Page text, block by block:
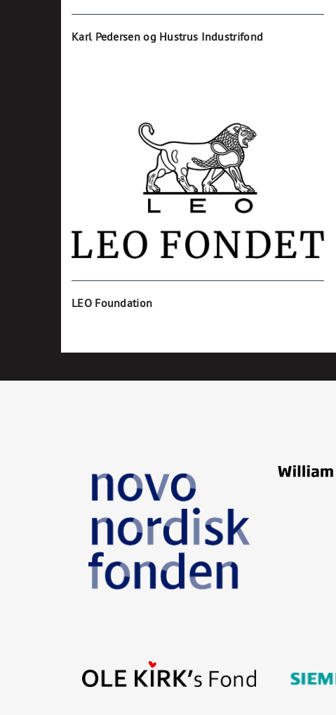
Karl Pedersen og Hustrus Industrifond
LEO Foundation